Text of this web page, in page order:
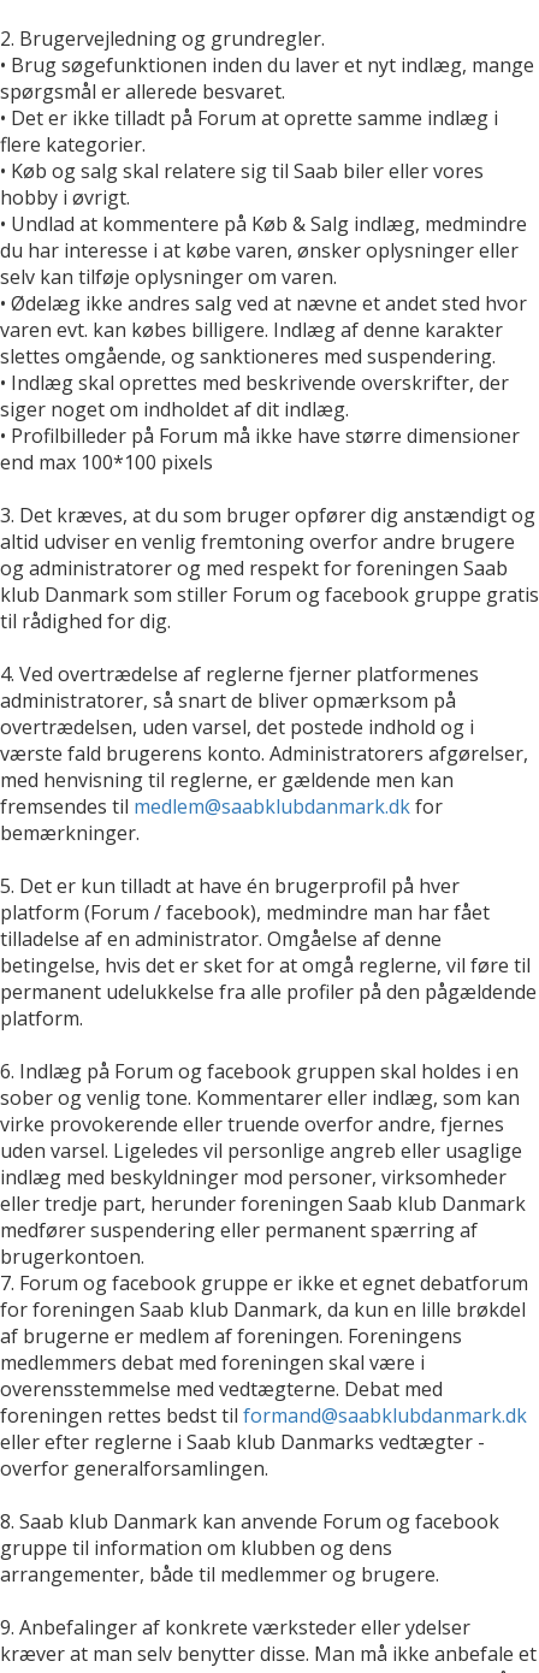
2. Brugervejledning og grundregler.
• Brug søgefunktionen inden du laver et nyt indlæg, mange
spørgsmål er allerede besvaret.
• Det er ikke tilladt på Forum at oprette samme indlæg i
flere kategorier.
• Køb og salg skal relatere sig til Saab biler eller vores
hobby i øvrigt.
• Undlad at kommentere på Køb & Salg indlæg, medmindre
du har interesse i at købe varen, ønsker oplysninger eller
selv kan tilføje oplysninger om varen.
• Ødelæg ikke andres salg ved at nævne et andet sted hvor
varen evt. kan købes billigere. Indlæg af denne karakter
slettes omgående, og sanktioneres med suspendering.
• Indlæg skal oprettes med beskrivende overskrifter, der
siger noget om indholdet af dit indlæg.
• Profilbilleder på Forum må ikke have større dimensioner
end max 100*100 pixels
3. Det kræves, at du som bruger opfører dig anstændigt og
altid udviser en venlig fremtoning overfor andre brugere
og administratorer og med respekt for foreningen Saab
klub Danmark som stiller Forum og facebook gruppe gratis
til rådighed for dig.
4. Ved overtrædelse af reglerne fjerner platformenes
administratorer, så snart de bliver opmærksom på
overtrædelsen, uden varsel, det postede indhold og i
værste fald brugerens konto. Administratorers afgørelser,
med henvisning til reglerne, er gældende men kan
fremsendes til medlem@saabklubdanmark.dkfor
bemærkninger.
5. Det er kun tilladt at have én brugerprofil på hver
platform (Forum / facebook), medmindre man har fået
tilladelse af en administrator. Omgåelse af denne
betingelse, hvis det er sket for at omgå reglerne, vil føre til
permanent udelukkelse fra alle profiler på den pågældende
platform.
6. Indlæg på Forum og facebook gruppen skal holdes i en
sober og venlig tone. Kommentarer eller indlæg, som kan
virke provokerende eller truende overfor andre, fjernes
uden varsel. Ligeledes vil personlige angreb eller usaglige
indlæg med beskyldninger mod personer, virksomheder
eller tredje part, herunder foreningen Saab klub Danmark
medfører suspendering eller permanent spærring af
brugerkontoen.
7. Forum og facebook gruppe er ikke et egnet debatforum
for foreningen Saab klub Danmark, da kun en lille brøkdel
af brugerne er medlem af foreningen. Foreningens
medlemmers debat med foreningen skal være i
overensstemmelse med vedtægterne. Debat med
foreningen rettes bedst til formand@saabklubdanmark.dk
eller efter reglerne i Saab klub Danmarks vedtægter -
overfor generalforsamlingen.
8. Saab klub Danmark kan anvende Forum og facebook
gruppe til information om klubben og dens
arrangementer, både til medlemmer og brugere.
9. Anbefalinger af konkrete værksteder eller ydelser
kræver at man selv benytter disse. Man må ikke anbefale et